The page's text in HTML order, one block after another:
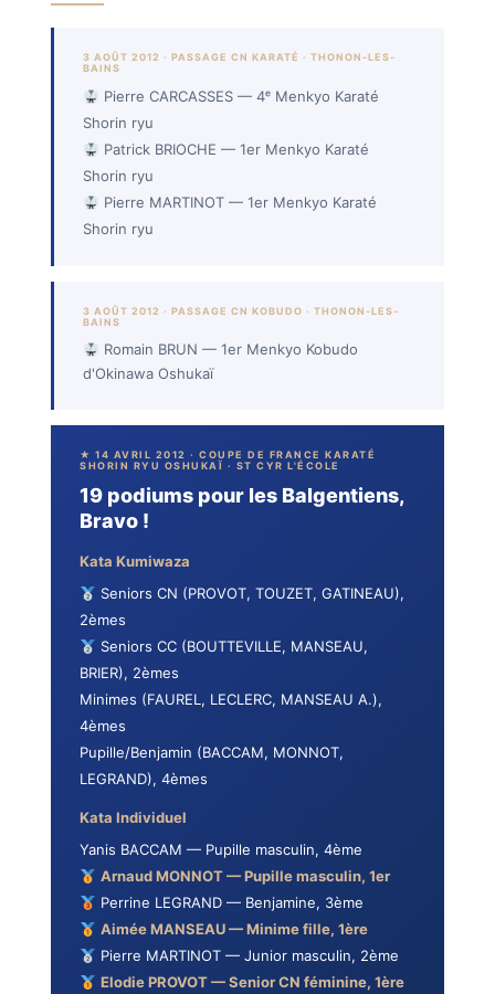
3 AOÛT 2012 · PASSAGE CN KARATÉ · THONON-LES-
BAINS
Pierre CARCASSES — 4ᵉ Menkyo Karaté
Shorin ryu
Patrick BRIOCHE — 1er Menkyo Karaté
Shorin ryu
Pierre MARTINOT — 1er Menkyo Karaté
Shorin ryu
3 AOÛT 2012 · PASSAGE CN KOBUDO · THONON-LES-
BAINS
Romain BRUN — 1er Menkyo Kobudo
d'Okinawa Oshukaï
★ 14 AVRIL 2012 · COUPE DE FRANCE KARATÉ
SHORIN RYU OSHUKAÏ · ST CYR L'ÉCOLE
19 podiums pour les Balgentiens,
Bravo !
Kata Kumiwaza
Seniors CN (PROVOT, TOUZET, GATINEAU),
2èmes
Seniors CC (BOUTTEVILLE, MANSEAU,
BRIER), 2èmes
Minimes (FAUREL, LECLERC, MANSEAU A.),
4èmes
Pupille/Benjamin (BACCAM, MONNOT,
LEGRAND), 4èmes
Kata Individuel
Yanis BACCAM — Pupille masculin, 4ème
Arnaud MONNOT — Pupille masculin, 1er
Perrine LEGRAND — Benjamine, 3ème
Aimée MANSEAU — Minime fille, 1ère
Pierre MARTINOT — Junior masculin, 2ème
Elodie PROVOT — Senior CN féminine, 1ère